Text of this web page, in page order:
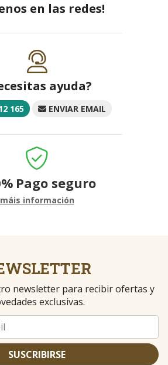
en las redes!
ayuda?
165 ENVIAR EMAIL
Pago seguro
máis información
newsletter para recibir ofertas y
exclusivas.
SUSCRIBIRSE